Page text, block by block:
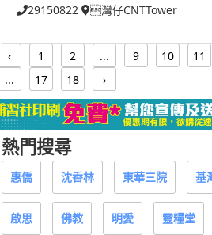
29150822 灣仔CNTTower
‹ 1 2 ... 9 10 11
...
17 18 ›
熱門搜尋
惠僑 沈香林 東華三院 基
啟思 佛教 明愛 靈糧堂